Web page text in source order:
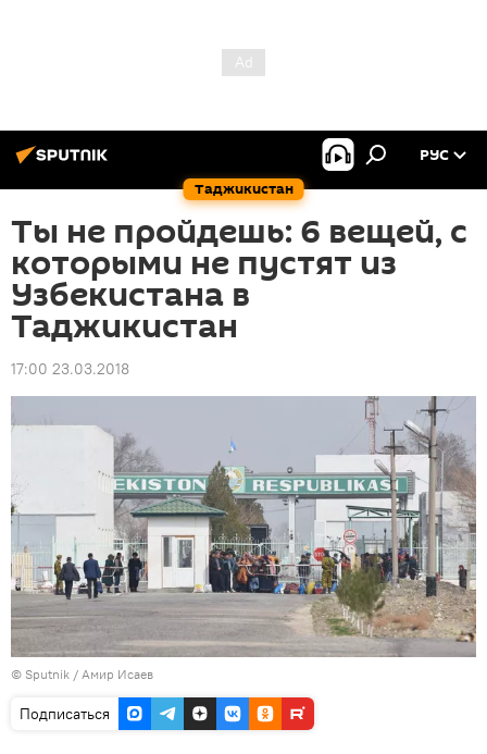
Таджикистан
РУС
Ты не пройдешь: 6 вещей, с
которыми не пустят из
Узбекистана в
Таджикистан
17:00 23.03.2018
© Sputnik / Амир Исаев
Подписаться